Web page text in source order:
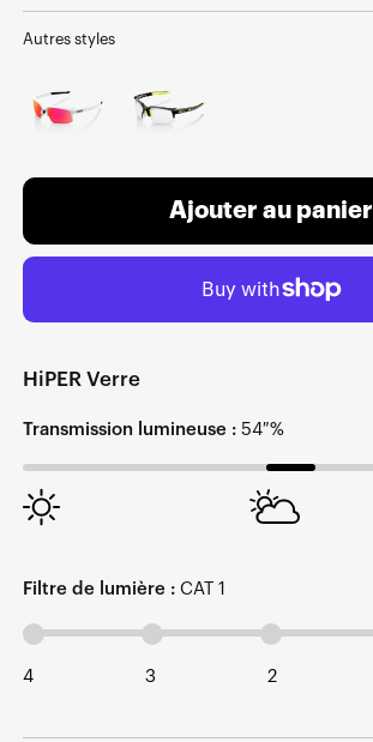
Autres styles
Ajouter au panier
HiPER Verre
Transmission lumineuse : 54 %
Filtre de lumière : CAT 1
4 3 2